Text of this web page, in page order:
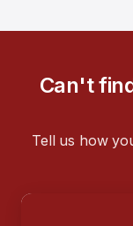
Can't
Tell us how